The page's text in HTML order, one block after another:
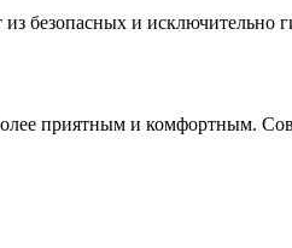
безопасных и исключительно
приятным и комфортным.